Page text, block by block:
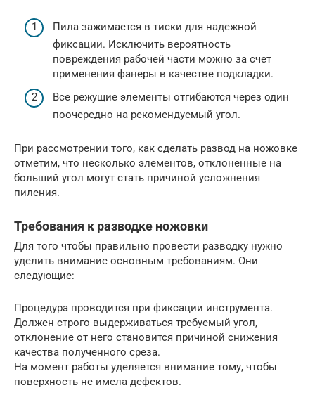
Пила зажимается в тиски для надежной
фиксации. Исключить вероятность
повреждения рабочей части можно за счет
применения фанеры в качестве подкладки.
Все режущие элементы отгибаются через один
поочередно на рекомендуемый угол.
При рассмотрении того, как сделать развод на ножовке
отметим, что несколько элементов, отклоненные на
больший угол могут стать причиной усложнения
пиления.
Требования к разводке ножовки
Для того чтобы правильно провести разводку нужно
уделить внимание основным требованиям. Они
следующие:
Процедура проводится при фиксации инструмента.
Должен строго выдерживаться требуемый угол,
отклонение от него становится причиной снижения
качества полученного среза.
На момент работы уделяется внимание тому, чтобы
поверхность не имела дефектов.